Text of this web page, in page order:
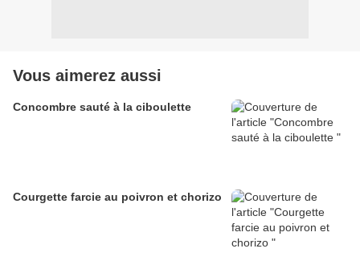
Vous aimerez aussi
Concombre sauté à la ciboulette
Courgette farcie au poivron et chorizo